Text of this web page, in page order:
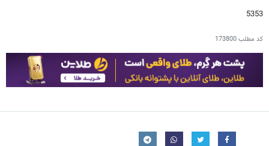
5353
کد مطلب173800